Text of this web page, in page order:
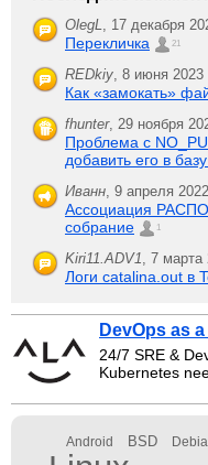
OlegL, 17 декабря
Перекличка 21
REDkiy, 8 июня
Как «замокать»
fhunter, 29 ноября
Проблема с
добавить его в
Иванн, 9 апреля
Ассоциация РАСПО
собрание
1
Kiri11.ADV1, 7 марта
Логи catalina.out в
DevOps as
24/7 SRE &
Kubernetes
Android BSD